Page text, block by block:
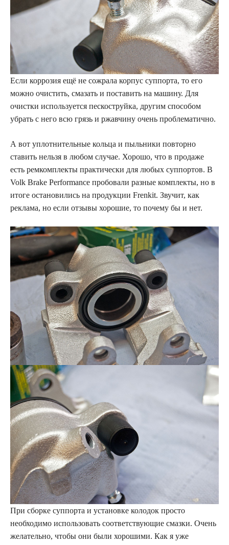
Если коррозия ещё не сожрала корпус суппорта, то его
можно очистить, смазать и поставить на машину. Для
очистки используется пескоструйка, другим способом
убрать с него всю грязь и ржавчину очень проблематично.
А вот уплотнительные кольца и пыльники повторно
ставить нельзя в любом случае. Хорошо, что в продаже
есть ремкомплекты практически для любых суппортов. В
Volk Brake Performance пробовали разные комплекты, но в
итоге остановились на продукции Frenkit. Звучит, как
реклама, но если отзывы хорошие, то почему бы и нет.
При сборке суппорта и установке колодок просто
необходимо использовать соответствующие смазки. Очень
желательно, чтобы они были хорошими. Как я уже